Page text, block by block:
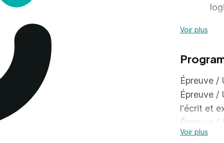
Voir plus
Épreuve /
Épreuve /
l'écrit et
Épreuve /
continu et
Voir plus